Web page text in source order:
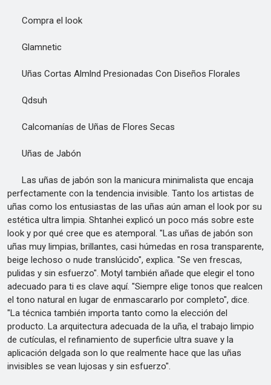
Compra el look
Glamnetic
Uñas Cortas Almlnd Presionadas Con Diseños Florales
Qdsuh
Calcomanías de Uñas de Flores Secas
Uñas de Jabón
Las uñas de jabón son la manicura minimalista que encaja
perfectamente con la tendencia invisible. Tanto los artistas de
uñas como los entusiastas de las uñas aún aman el look por su
estética ultra limpia. Shtanhei explicó un poco más sobre este
look y por qué cree que es atemporal. "Las uñas de jabón son
uñas muy limpias, brillantes, casi húmedas en rosa transparente,
beige lechoso o nude translúcido", explica. "Se ven frescas,
pulidas y sin esfuerzo". Motyl también añade que elegir el tono
adecuado para ti es clave aquí. "Siempre elige tonos que realcen
el tono natural en lugar de enmascararlo por completo", dice.
"La técnica también importa tanto como la elección del
producto. La arquitectura adecuada de la uña, el trabajo limpio
de cutículas, el refinamiento de superficie ultra suave y la
aplicación delgada son lo que realmente hace que las uñas
invisibles se vean lujosas y sin esfuerzo".